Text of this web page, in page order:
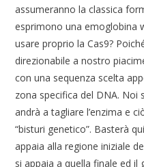
assumeranno la classica
esprimono una emoglobina
usare proprio la Cas9?
direzionabile a nostro
con una sequenza scelta
zona specifica del DNA.
andrà a tagliare l’enzima e
“bisturi genetico”. Basterà
appaia alla regione iniziale
si appaia a quella finale ed